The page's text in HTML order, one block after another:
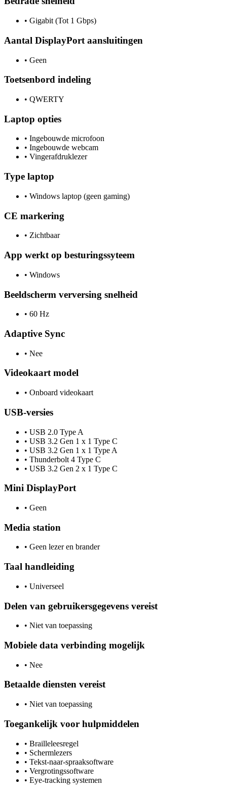
• Gigabit (Tot 1 Gbps)
Aantal DisplayPort aansluitingen
• Geen
Toetsenbord indeling
• QWERTY
Laptop opties
• Ingebouwde microfoon
• Ingebouwde webcam
• Vingerafdruklezer
Type laptop
• Windows laptop (geen gaming)
CE markering
• Zichtbaar
App werkt op besturingssyteem
• Windows
Beeldscherm verversing snelheid
• 60 Hz
Adaptive Sync
• Nee
Videokaart model
• Onboard videokaart
USB-versies
• USB 2.0 Type A
• USB 3.2 Gen 1 x 1 Type C
• USB 3.2 Gen 1 x 1 Type A
• Thunderbolt 4 Type C
• USB 3.2 Gen 2 x 1 Type C
Mini DisplayPort
• Geen
Media station
• Geen lezer en brander
Taal handleiding
• Universeel
Delen van gebruikersgegevens vereist
• Niet van toepassing
Mobiele data verbinding mogelijk
• Nee
Betaalde diensten vereist
• Niet van toepassing
Toegankelijk voor hulpmiddelen
• Brailleleesregel
• Schermlezers
• Tekst-naar-spraaksoftware
• Vergrotingssoftware
• Eye-tracking systemen